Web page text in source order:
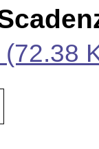
(72.38